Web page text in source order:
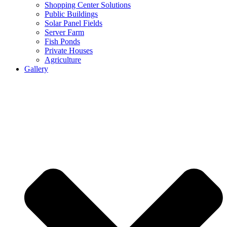
Shopping Center Solutions
Public Buildings
Solar Panel Fields
Server Farm
Fish Ponds
Private Houses
Agriculture
Gallery